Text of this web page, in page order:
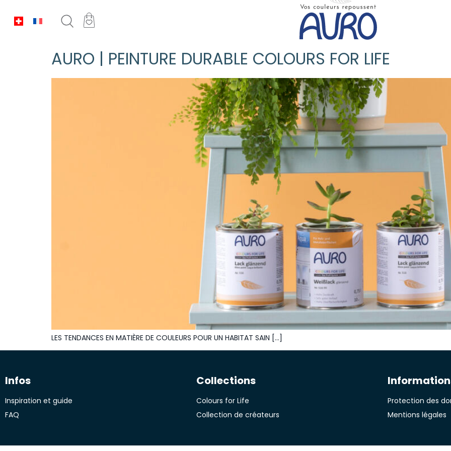
AURO | PEINTURE DURABLE COLOURS FOR LIFE
LES TENDANCES EN MATIÈRE DE COULEURS POUR UN HABITAT SAIN […]
Infos
Inspiration et guide
FAQ
Collections
Colours for Life
Collection de créateurs
Protection des
Mentions légales